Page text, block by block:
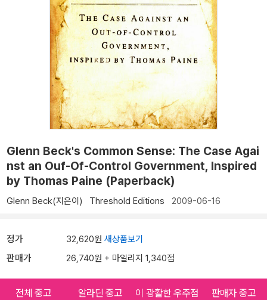
Glenn Beck's Common Sense: The Case Agai
nst an Ouf-Of-Control Government, Inspired
by Thomas Paine (Paperback)
Glenn Beck(지은이) Threshold Editions 2009-06-16
정가 32,620원 새상품보기
판매가 26,740원 + 마일리지 1,340점
전체 중고 알라딘 중고 이 광활한 우주점 판매자 중고